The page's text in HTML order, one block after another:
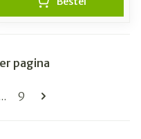
pagina
Pagina
9
pagina